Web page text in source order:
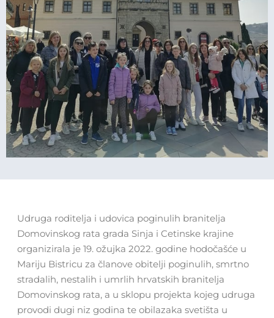
Udruga roditelja i udovica poginulih branitelja
Domovinskog rata grada Sinja i Cetinske krajine
organizirala je 19. ožujka 2022. godine hodočašće u
Mariju Bistricu za članove obitelji poginulih, smrtno
stradalih, nestalih i umrlih hrvatskih branitelja
Domovinskog rata, a u sklopu projekta kojeg udruga
provodi dugi niz godina te obilazaka svetišta u